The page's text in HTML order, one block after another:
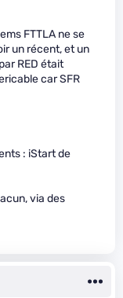
FTTLA ne se
un récent, et un
RED était
car SFR
: iStart de
via des